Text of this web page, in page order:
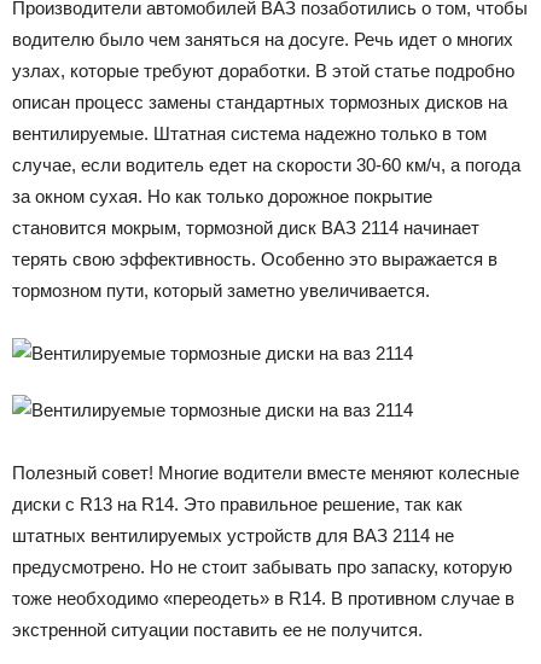
Производители автомобилей ВАЗ позаботились о том, чтобы
водителю было чем заняться на досуге. Речь идет о многих
узлах, которые требуют доработки. В этой статье подробно
описан процесс замены стандартных тормозных дисков на
вентилируемые. Штатная система надежно только в том
случае, если водитель едет на скорости 30-60 км/ч, а погода
за окном сухая. Но как только дорожное покрытие
становится мокрым, тормозной диск ВАЗ 2114 начинает
терять свою эффективность. Особенно это выражается в
тормозном пути, который заметно увеличивается.
Полезный совет! Многие водители вместе меняют колесные
диски с R13 на R14. Это правильное решение, так как
штатных вентилируемых устройств для ВАЗ 2114 не
предусмотрено. Но не стоит забывать про запаску, которую
тоже необходимо «переодеть» в R14. В противном случае в
экстренной ситуации поставить ее не получится.